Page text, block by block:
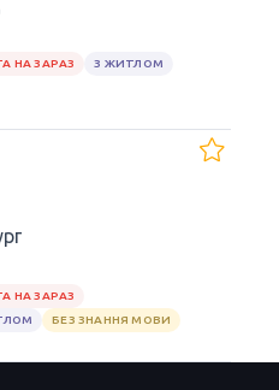
НА ЗАРАЗ
З ЖИТЛОМ
НА ЗАРАЗ
БЕЗ ЗНАННЯ МОВИ